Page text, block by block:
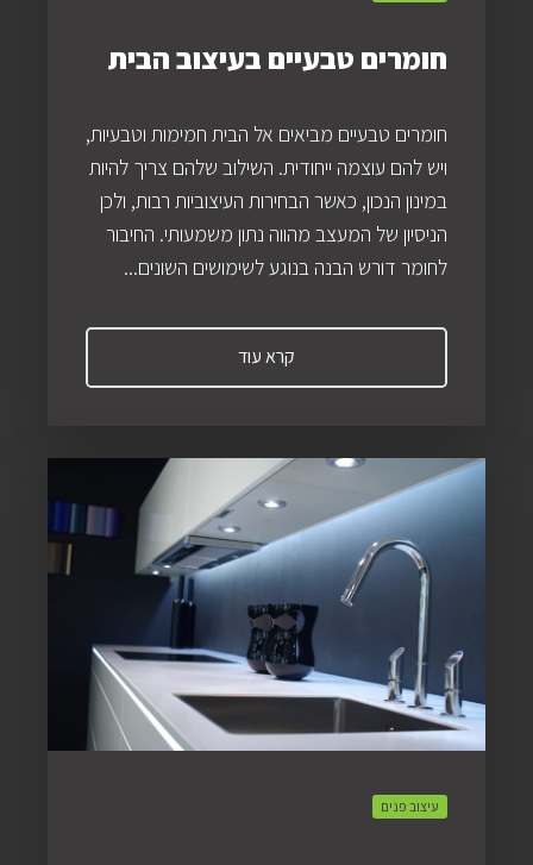
חומרים טבעיים בעיצוב הבית
חומרים טבעיים מביאים אל הבית חמימות וטבעיות,
ויש להם עוצמה ייחודית. השילוב שלהם צריך להיות
במינון הנכון, כאשר הבחירות העיצוביות רבות, ולכן
הניסיון של המעצב מהווה נתון משמעותי. החיבור
לחומר דורש הבנה בנוגע לשימושים השונים...
קרא עוד
עיצוב פנים